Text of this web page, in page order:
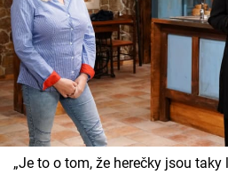
„Je to o tom, že herečky jsou